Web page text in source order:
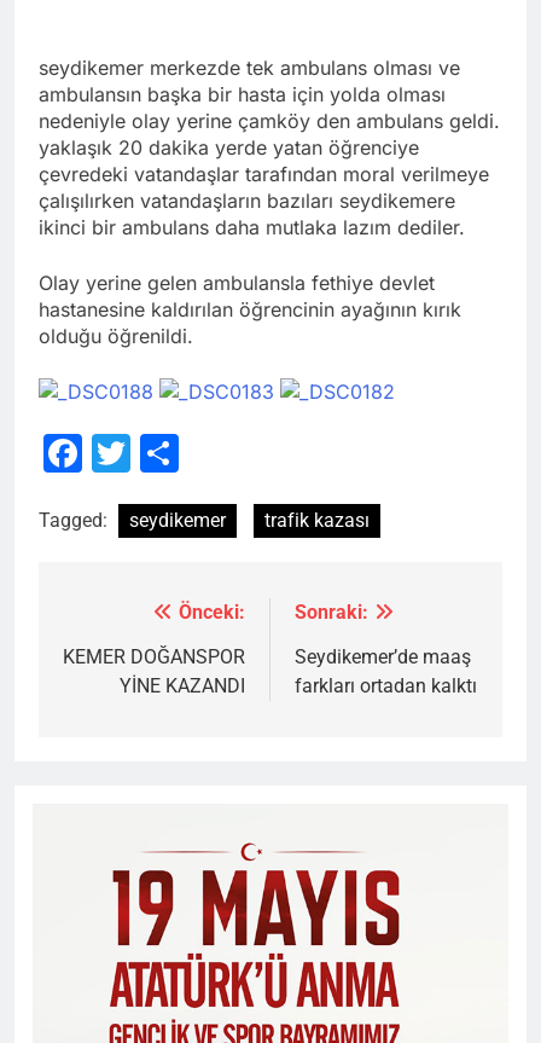
seydikemer merkezde tek ambulans olması ve
ambulansın başka bir hasta için yolda olması
nedeniyle olay yerine çamköy den ambulans geldi.
yaklaşık 20 dakika yerde yatan öğrenciye
çevredeki vatandaşlar tarafından moral verilmeye
çalışılırken vatandaşların bazıları seydikemere
ikinci bir ambulans daha mutlaka lazım dediler.
Olay yerine gelen ambulansla fethiye devlet
hastanesine kaldırılan öğrencinin ayağının kırık
olduğu öğrenildi.
Facebook
Twitter
Tagged: seydikemer trafik kazası
gezinmesi
Önceki:
KEMER DOĞANSPOR
YİNE KAZANDI
Sonraki:
Seydikemer’de maaş
farkları ortadan kalktı